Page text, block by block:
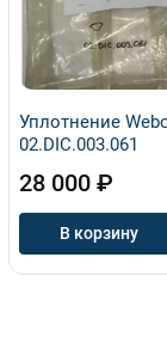
Уплотнение
02.DIC.003.061
28 000 ₽
В корзину